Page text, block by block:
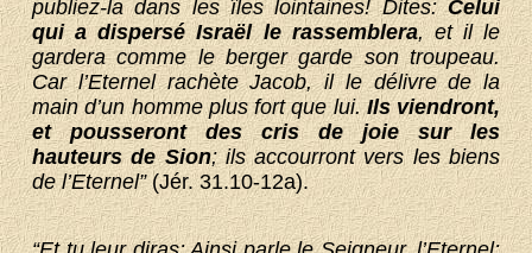
publiez-la dans les îles lointaines! Dites:Celui
qui a dispersé Israël le rassemblera, et il le
gardera comme le berger garde son troupeau.
Car l’Eternel rachète Jacob, il le délivre de la
main d’un homme plus fort que lui.Ils viendront,
et pousseront des cris de joie sur les
hauteurs de Sion; ils accourront vers les biens
de l’Eternel”(Jér. 31.10-12a).